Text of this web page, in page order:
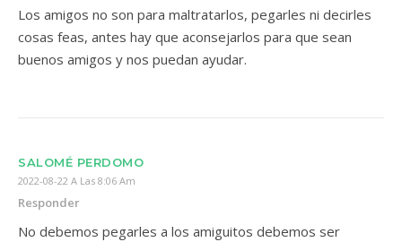
Los amigos no son para maltratarlos, pegarles ni decirles
cosas feas, antes hay que aconsejarlos para que sean
buenos amigos y nos puedan ayudar.
SALOMÉ PERDOMO
2022-08-22 A Las 8:06 Am
Responder
No debemos pegarles a los amiguitos debemos ser